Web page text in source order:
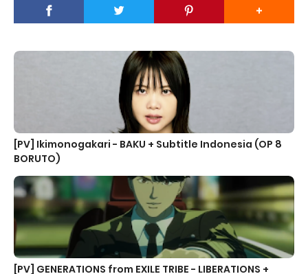
[PV] Ikimonogakari - BAKU + Subtitle Indonesia (OP 8
BORUTO)
[PV] GENERATIONS from EXILE TRIBE - LIBERATIONS +